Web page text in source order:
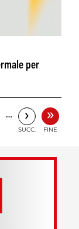
per
… ›
SUCC.
»
FINE